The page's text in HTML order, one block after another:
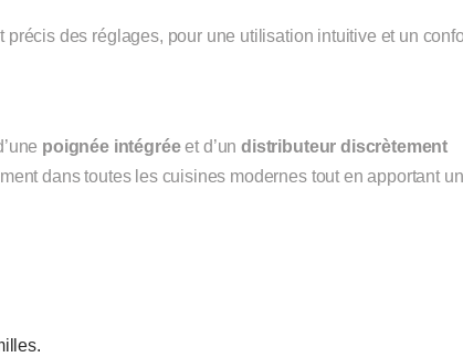
des réglages, pour une utilisation intuitive et un
poignée intégréeet d’undistributeur discrètement
dans toutes les cuisines modernes tout en apportant